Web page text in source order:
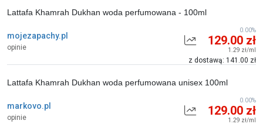
mojezapachy.pl
opinie
Lattafa Khamrah Dukhan woda perfumowana - 100ml
129.00 zł
1.29 zł/ml
z dostawą: 141.00 zł
0.00%
markovo.pl
opinie
Lattafa Khamrah Dukhan woda perfumowana unisex 100ml
129.00 zł
1.29 zł/ml
0.00%